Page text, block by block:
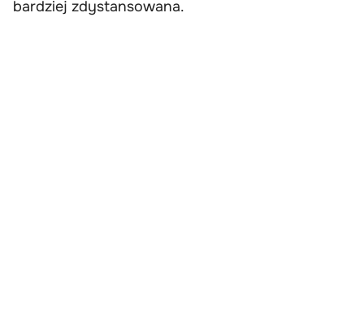
bardziej zdystansowana.